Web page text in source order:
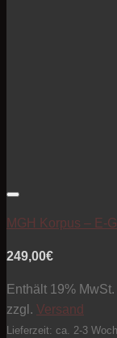
MGH Korpus – E-
249,00€
Enthält 19% MwSt.
zzgl. Versand
Lieferzeit: ca. 2-3